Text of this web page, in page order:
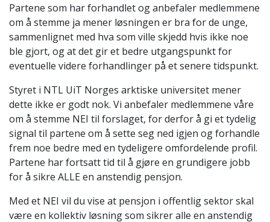
Partene som har forhandlet og anbefaler medlemmene
om å stemme ja mener løsningen er bra for de unge,
sammenlignet med hva som ville skjedd hvis ikke noe
ble gjort, og at det gir et bedre utgangspunkt for
eventuelle videre forhandlinger på et senere tidspunkt.
Styret i NTL UiT Norges arktiske universitet mener
dette ikke er godt nok. Vi anbefaler medlemmene våre
om å stemme NEI til forslaget, for derfor å gi et tydelig
signal til partene om å sette seg ned igjen og forhandle
frem noe bedre med en tydeligere omfordelende profil.
Partene har fortsatt tid til å gjøre en grundigere jobb
for å sikre ALLE en anstendig pensjon.
Med et NEI vil du vise at pensjon i offentlig sektor skal
være en kollektiv løsning som sikrer alle en anstendig